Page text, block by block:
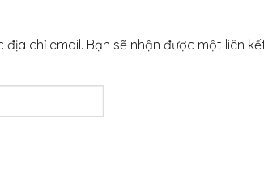
chỉ email. Bạn sẽ nhận được một liên